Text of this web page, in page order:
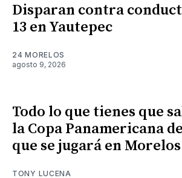
Disparan contra
13 en Yautepec
24 MORELOS
agosto 9, 2026
Todo lo que tienes que
la Copa Panamericana
que se jugará en Morelos
TONY LUCENA